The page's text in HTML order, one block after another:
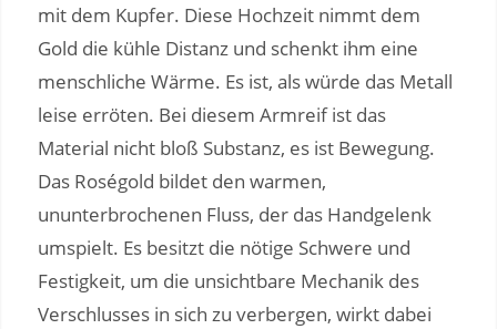
mit dem Kupfer. Diese Hochzeit nimmt dem
Gold die kühle Distanz und schenkt ihm eine
menschliche Wärme. Es ist, als würde das Metall
leise erröten. Bei diesem Armreif ist das
Material nicht bloß Substanz, es ist Bewegung.
Das Roségold bildet den warmen,
ununterbrochenen Fluss, der das Handgelenk
umspielt. Es besitzt die nötige Schwere und
Festigkeit, um die unsichtbare Mechanik des
Verschlusses in sich zu verbergen, wirkt dabei